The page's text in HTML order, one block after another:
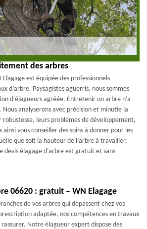
des arbres
Elagage est équipée des professionnels
d’arbre. Paysagistes aguerris, nous sommes
d'élagueurs agréée. Entretenir un arbre n’a
Nous analyserons avec précision et minutie la
robustesse, leurs problèmes de développement,
vous conseiller des soins à donner pour les
que soit la hauteur de l’arbre à travailler,
devis élagage d’arbre est gratuit et sans
06620 : gratuit – WN Elagage
de vos arbres qui dépassent chez vos
adaptée, nos compétences en travaux
Notre élagueur expert dispose des